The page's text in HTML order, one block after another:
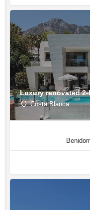
Luxury renovated
Costa Blanca